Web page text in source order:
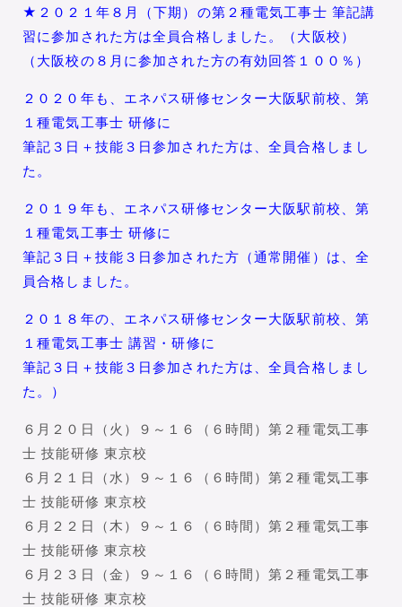
★２０２１年８月（下期）の第２種電気工事士 筆記講
習に参加された方は全員合格しました。（大阪校）
（大阪校の８月に参加された方の有効回答１００％）
２０２０年も、エネパス研修センター大阪駅前校、第
１種電気工事士 研修に
筆記３日＋技能３日参加された方は、全員合格しまし
た。
２０１９年も、エネパス研修センター大阪駅前校、第
１種電気工事士 研修に
筆記３日＋技能３日参加された方（通常開催）は、全
員合格しました。
２０１８年の、エネパス研修センター大阪駅前校、第
１種電気工事士 講習・研修に
筆記３日＋技能３日参加された方は、全員合格しまし
た。）
６月２０日（火）９～１６（６時間）第２種電気工事
士 技能研修 東京校
６月２１日（水）９～１６（６時間）第２種電気工事
士 技能研修 東京校
６月２２日（木）９～１６（６時間）第２種電気工事
士 技能研修 東京校
６月２３日（金）９～１６（６時間）第２種電気工事
士 技能研修 東京校